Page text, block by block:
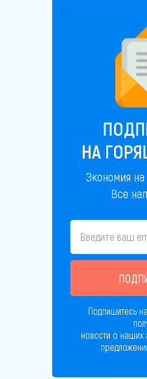
НА
Экономия
Все
Подпишитесь
новости о наших